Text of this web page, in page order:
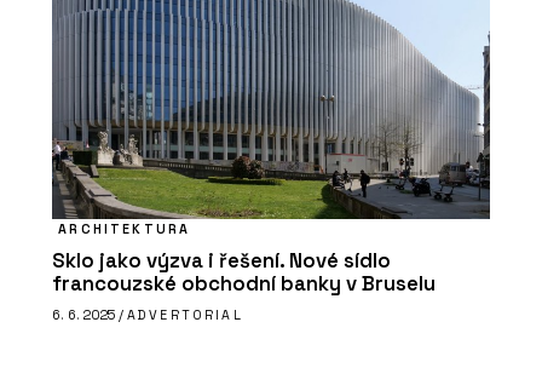
ARCHITEKTURA
Sklo jako výzva i řešení. Nové sídlo
francouzské obchodní banky v Bruselu
6. 6. 2025 / ADVERTORIAL